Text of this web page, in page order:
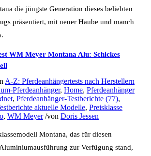
die jüngste Generation dieses beliebten
präsentiert, mit neuer Haube und manch
WM Meyer Montana Alu: Schickes
A-Z: Pferdeanhängertests nach Herstellern
Pferdeanhänger, Home, Pferdeanhänger
, Pferdeanhänger-Testberichte (77),
aktuelle Modelle, Preisklasse
, WM Meyer /von Doris Jessen
Montana, das für diesen
zur Verfügung stand,